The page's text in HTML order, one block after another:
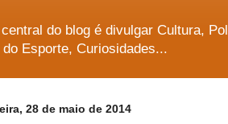
do blog é divulgar Cultura,
do Esporte, Curiosidades...
28 de maio de 2014